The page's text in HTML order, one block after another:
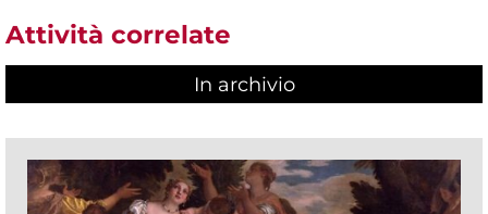
Attività correlate
In archivio